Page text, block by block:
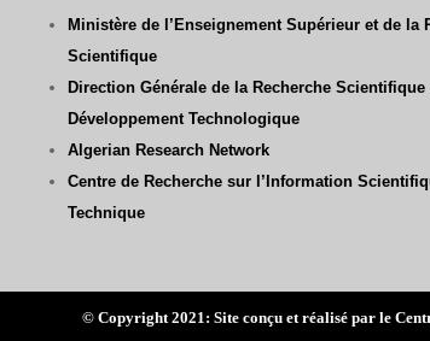
Ministère de l’Enseignement Supérieur et de la
Scientifique
Direction Générale de la Recherche Scientifique
Développement Technologique
Algerian Research Network
Centre de Recherche sur l’Information
Technique
© Copyright 2021: Site conçu et réalisé par le